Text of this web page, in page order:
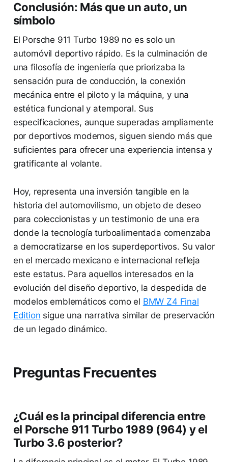
Conclusión: Más que un auto, un
símbolo
El Porsche 911 Turbo 1989 no es solo un
automóvil deportivo rápido. Es la culminación de
una filosofía de ingeniería que priorizaba la
sensación pura de conducción, la conexión
mecánica entre el piloto y la máquina, y una
estética funcional y atemporal. Sus
especificaciones, aunque superadas ampliamente
por deportivos modernos, siguen siendo más que
suficientes para ofrecer una experiencia intensa y
gratificante al volante.
Hoy, representa una inversión tangible en la
historia del automovilismo, un objeto de deseo
para coleccionistas y un testimonio de una era
donde la tecnología turboalimentada comenzaba
a democratizarse en los superdeportivos. Su valor
en el mercado mexicano e internacional refleja
este estatus. Para aquellos interesados en la
evolución del diseño deportivo, la despedida de
modelos emblemáticos como el BMW Z4 Final
Edition sigue una narrativa similar de preservación
de un legado dinámico.
Preguntas Frecuentes
¿Cuál es la principal diferencia entre
el Porsche 911 Turbo 1989 (964) y el
Turbo 3.6 posterior?